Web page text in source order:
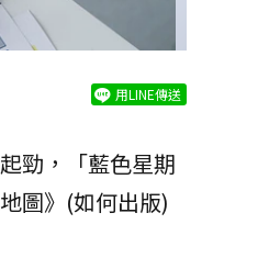
用LINE傳送
勁，「藍色星期
圖》(如何出版)